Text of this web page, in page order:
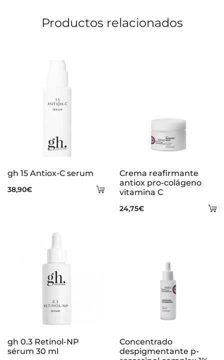
Productos relacionados
Añadir
gh 15 Antiox-C serum
38,90€
Crema reafirmante
antiox pro-colágeno
vitamina C
24,75€
gh 0.3 Retinol-NP
sérum 30 ml
Concentrado
despigmentante p-